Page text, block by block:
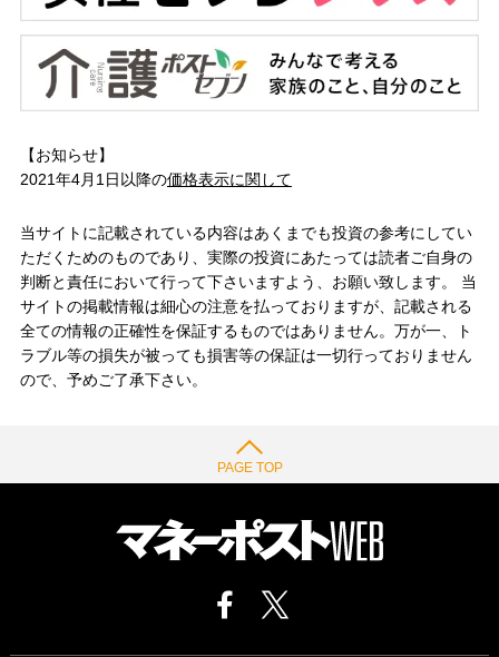
【お知らせ】
2021年4月1日以降の価格表示に関して
当サイトに記載されている内容はあくまでも投資の参考にしてい
ただくためのものであり、実際の投資にあたっては読者ご自身の
判断と責任において行って下さいますよう、お願い致します。 当
サイトの掲載情報は細心の注意を払っておりますが、記載される
全ての情報の正確性を保証するものではありません。万が一、ト
ラブル等の損失が被っても損害等の保証は一切行っておりません
ので、予めご了承下さい。
PAGE TOP